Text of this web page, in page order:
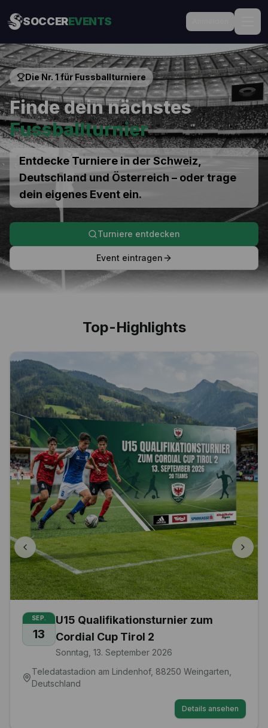
SOCCEREVENTS
Die Nr. 1 für Fussballturniere
Finde dein nächstes
Fussball­turnier
Entdecke Turniere in der Schweiz,
Deutschland und Österreich – oder trage
dein eigenes Event ein.
Turniere entdecken
Event eintragen
Top-Highlights
MAI
15/16
Internationales Pfingst-
Kleinfeldfußball-Turnier
Samstag, 15. – Sonntag, 16. Mai 2027
Sportzentrum Neustift im Mühlkreis, A4143 Neustift im
Mühlkreis, Österreich
internationales Kleinfeldfußball-Turniere (5 + 1) für
Amateur-, Hobby- und Betriebsfußballvereine/-